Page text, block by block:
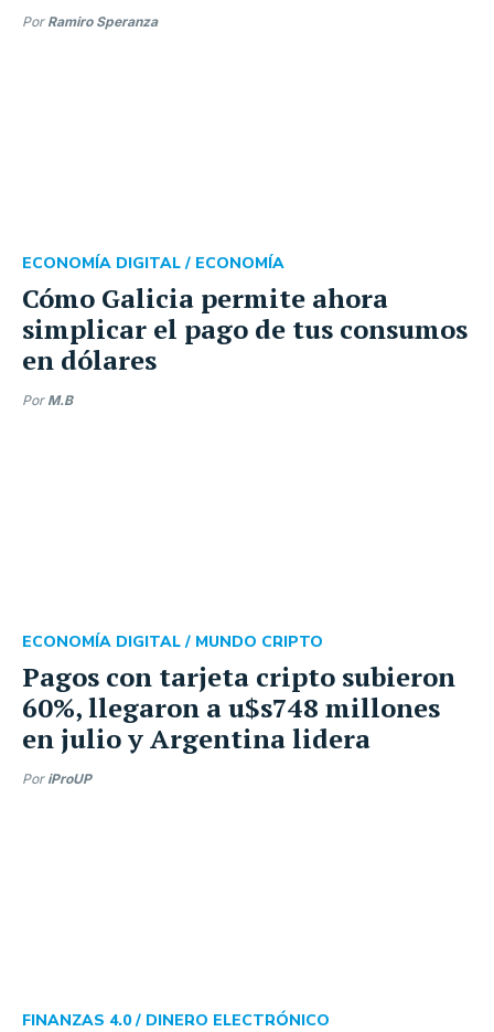
Por Ramiro Speranza
Cómo Galicia permite ahora
simplicar el pago de tus consumos
en dólares
ECONOMÍA DIGITAL / ECONOMÍA
Por M.B
Pagos con tarjeta cripto subieron
60%, llegaron a u$s748 millones
en julio y Argentina lidera
ECONOMÍA DIGITAL / MUNDO CRIPTO
Por iProUP
FINANZAS 4.0 / DINERO ELECTRÓNICO